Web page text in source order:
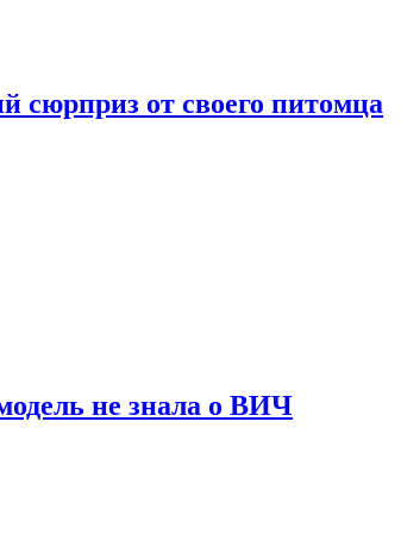
сюрприз от своего питомца
не знала о ВИЧ